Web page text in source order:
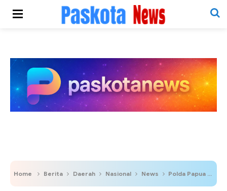
Home Berita Daerah Nasional News Polda Papua Ikuti Rapat Persiapan HUT ke-81 RI, Siap Dukung Kelancaran Perayaan